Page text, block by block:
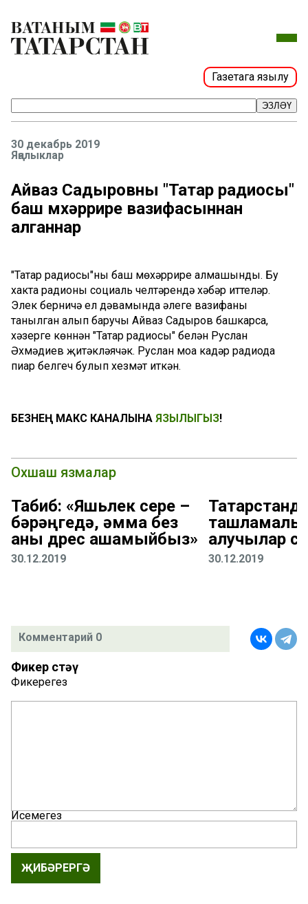
Газетага язылу
ЭЗЛӘҮ
30 декабрь 2019
Яңалыклар
Айваз Садыровны "Татар радиосы"
баш мөхәррире вазифасыннан
алганнар
"Татар радиосы"ның баш мөхәррире алмашынды. Бу
хакта радионың социаль челтәрендә хәбәр иттеләр.
Элек берничә ел дәвамында әлеге вазифаны
танылган алып баручы Айваз Садыров башкарса,
хәзерге көннән "Татар радиосы" белән Руслан
Әхмәдиев җитәкләячәк. Руслан моңа кадәр радиода
пиар белгеч булып хезмәт иткән.
БЕЗНЕҢ МАКС КАНАЛЫНА ЯЗЫЛЫГЫЗ!
Охшаш язмалар
Табиб: «Яшьлек сере –
бәрәңгедә, әмма без
аны дөрес ашамыйбыз»
30.12.2019
ташламалы
алучылар
30.12.2019
Комментарий 0
Фикер өстәү
Фикерегез
Исемегез
ҖИБӘРЕРГӘ